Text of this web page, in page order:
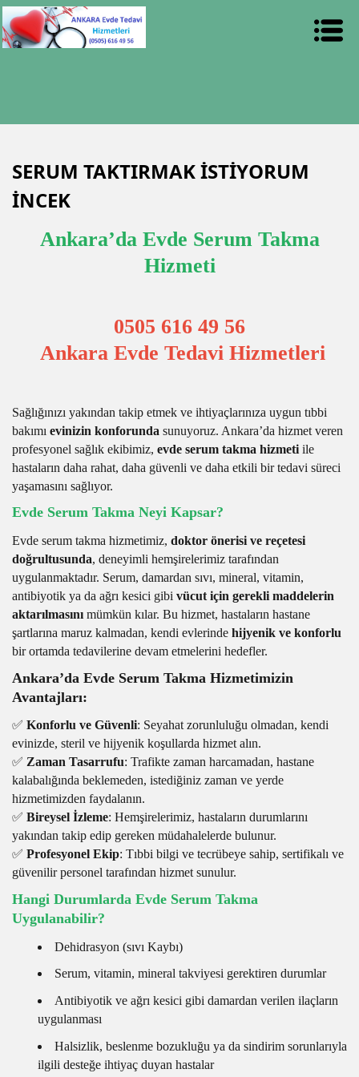
SERUM TAKTIRMAK İSTİYORUM
İNCEK
Ankara’da Evde Serum Takma
Hizmeti
0505 616 49 56
Ankara Evde Tedavi Hizmetleri
Sağlığınızı yakından takip etmek ve ihtiyaçlarınıza uygun tıbbi
bakımı evinizin konforunda sunuyoruz. Ankara’da hizmet veren
profesyonel sağlık ekibimiz, evde serum takma hizmeti ile
hastaların daha rahat, daha güvenli ve daha etkili bir tedavi süreci
yaşamasını sağlıyor.
Evde Serum Takma Neyi Kapsar?
Evde serum takma hizmetimiz, doktor önerisi ve reçetesi
doğrultusunda, deneyimli hemşirelerimiz tarafından
uygulanmaktadır. Serum, damardan sıvı, mineral, vitamin,
antibiyotik ya da ağrı kesici gibi vücut için gerekli maddelerin
aktarılmasını mümkün kılar. Bu hizmet, hastaların hastane
şartlarına maruz kalmadan, kendi evlerinde hijyenik ve konforlu
bir ortamda tedavilerine devam etmelerini hedefler.
Ankara’da Evde Serum Takma Hizmetimizin
Avantajları:
✅ Konforlu ve Güvenli: Seyahat zorunluluğu olmadan, kendi
evinizde, steril ve hijyenik koşullarda hizmet alın.
✅ Zaman Tasarrufu: Trafikte zaman harcamadan, hastane
kalabalığında beklemeden, istediğiniz zaman ve yerde
hizmetimizden faydalanın.
✅ Bireysel İzleme: Hemşirelerimiz, hastaların durumlarını
yakından takip edip gereken müdahalelerde bulunur.
✅ Profesyonel Ekip: Tıbbi bilgi ve tecrübeye sahip, sertifikalı ve
güvenilir personel tarafından hizmet sunulur.
Hangi Durumlarda Evde Serum Takma
Uygulanabilir?
Dehidrasyon (sıvı Kaybı)
Serum, vitamin, mineral takviyesi gerektiren durumlar
Antibiyotik ve ağrı kesici gibi damardan verilen ilaçların
uygulanması
Halsizlik, beslenme bozukluğu ya da sindirim sorunlarıyla
ilgili desteğe ihtiyaç duyan hastalar